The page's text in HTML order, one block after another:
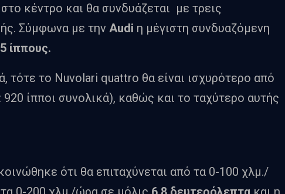
κέντρο και θα συνδυάζεται με τρεις
Σύμφωνα με την Audi η μέγιστη συνδυαζόμενη
ίππους.
τότε το Nuvolari quattro θα είναι ισχυρότερο από
920 ίπποι συνολικά), καθώς και το ταχύτερο αυτής
ότι θα επιταχύνεται από τα 0-100 χλμ./